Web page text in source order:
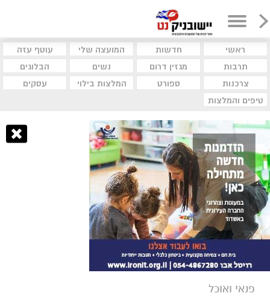
ראשי חדשות המועצה שלי
עוטף עזה
תרבות
מגזין דרום נשים
הבלוגים
צרכנות
ספורט המלצות בילוי
עסקים
טיפים והמלצות
פנאי ואוכל